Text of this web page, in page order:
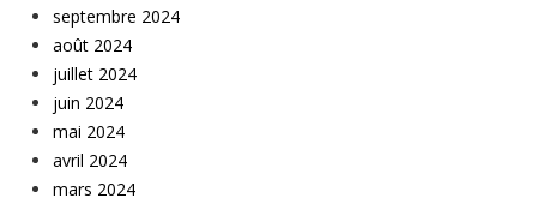
septembre 2024
août 2024
juillet 2024
juin 2024
mai 2024
avril 2024
mars 2024